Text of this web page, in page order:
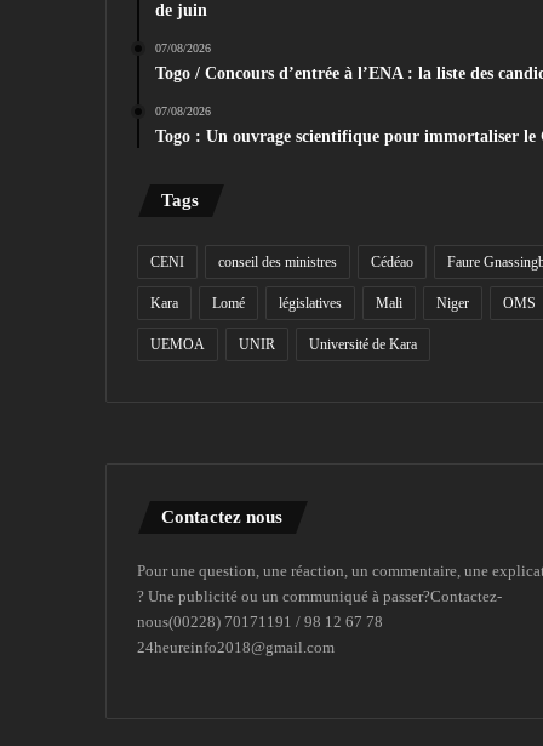
de juin
07/08/2026
Togo / Concours d’entrée à l’ENA : la liste des
07/08/2026
Togo : Un ouvrage scientifique pour immortaliser
Tags
CENI conseil des ministres Cédéao Faure
Kara Lomé législatives Mali Niger OMS
UEMOA UNIR Université de Kara
Contactez nous
Pour une question, une réaction, un commentaire, une
? Une publicité ou un communiqué à passer?Contactez-
nous(00228) 70171191 / 98 12 67 78
24heureinfo2018@gmail.com